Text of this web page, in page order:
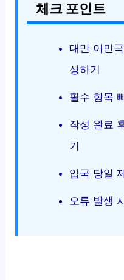
체크 포인트
대만 이민
성하기
필수 항목
작성 완료
기
입국 당일
오류 발생